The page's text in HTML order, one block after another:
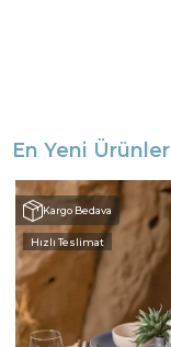
En Yeni Ürünler
Kargo Bedava
Hızlı Teslimat